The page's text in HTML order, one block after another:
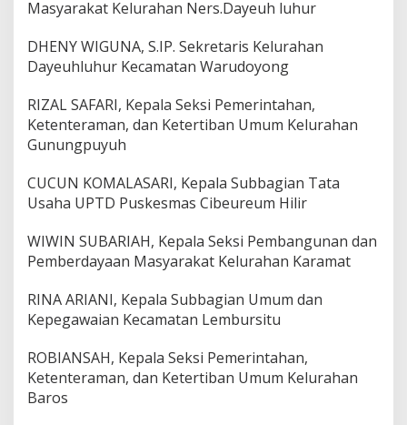
Masyarakat Kelurahan Ners.Dayeuh luhur
DHENY WIGUNA, S.IP. Sekretaris Kelurahan
Dayeuhluhur Kecamatan Warudoyong
RIZAL SAFARI, Kepala Seksi Pemerintahan,
Ketenteraman, dan Ketertiban Umum Kelurahan
Gunungpuyuh
CUCUN KOMALASARI, Kepala Subbagian Tata
Usaha UPTD Puskesmas Cibeureum Hilir
WIWIN SUBARIAH, Kepala Seksi Pembangunan dan
Pemberdayaan Masyarakat Kelurahan Karamat
RINA ARIANI, Kepala Subbagian Umum dan
Kepegawaian Kecamatan Lembursitu
ROBIANSAH, Kepala Seksi Pemerintahan,
Ketenteraman, dan Ketertiban Umum Kelurahan
Baros